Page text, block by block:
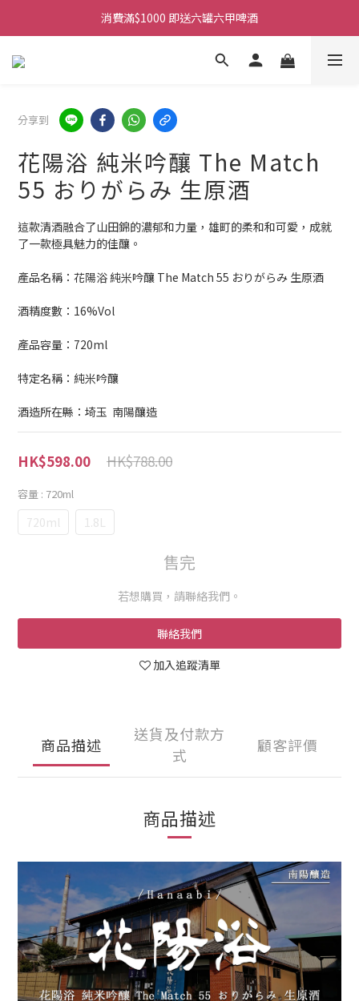
購物滿$380免運費。工作日 14:00截單, 翌日順豐凍運派送。
消費滿$1000 即送六罐六甲啤酒
購物滿$380免運費。工作日 14:00截單, 翌日順豐凍運派送。
分享到
花陽浴 純米吟釀 The Match
55 おりがらみ 生原酒
這款清酒融合了山田錦的濃郁和力量，雄町的柔和和可愛，成就
了一款極具魅力的佳釀。
產品名稱：花陽浴 純米吟釀 The Match 55 おりがらみ 生原酒
酒精度數：16%Vol
產品容量：720ml
特定名稱：純米吟釀
酒造所在縣：埼玉  南陽釀造
HK$788.00
HK$598.00
容量 : 720ml
720ml 1.8L
售完
若想購買，請聯絡我們。
聯絡我們
加入追蹤清單
商品描述
送貨及付款方
式
顧客評價
商品描述